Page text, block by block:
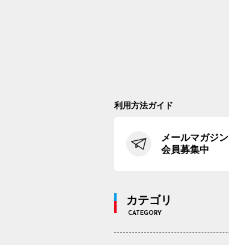
利用方法ガイド
メールマガジン
会員募集中
カテゴリ
CATEGORY